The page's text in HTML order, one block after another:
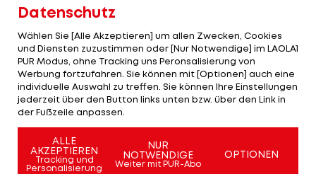
Aserbaidschan:
1 VON 33
KOMMENTARE
Datenschutz
Wählen Sie [Alle Akzeptieren] um allen Zwecken, Cookies
und Diensten zuzustimmen oder [Nur Notwendige] im LAOLA1
PUR Modus, ohne Tracking uns Peronsalisierung von
Werbung fortzufahren. Sie können mit [Optionen] auch eine
individuelle Auswahl zu treffen. Sie können Ihre Einstellungen
jederzeit über den Button links unten bzw. über den Link in
der Fußzeile anpassen.
ALLE
AKZEPTIEREN
Tracking und
Personalisierung
NUR
NOTWENDIGE
Weiter mit PUR-Abo
OPTIONEN